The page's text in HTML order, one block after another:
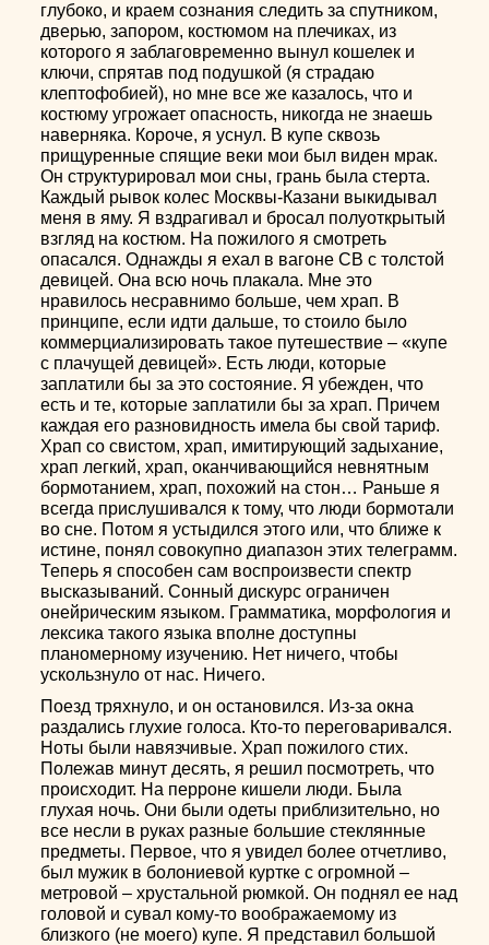
глубоко, и краем сознания следить за спутником,
дверью, запором, костюмом на плечиках, из
которого я заблаговременно вынул кошелек и
ключи, спрятав под подушкой (я страдаю
клептофобией), но мне все же казалось, что и
костюму угрожает опасность, никогда не знаешь
наверняка. Короче, я уснул. В купе сквозь
прищуренные спящие веки мои был виден мрак.
Он структурировал мои сны, грань была стерта.
Каждый рывок колес Москвы-Казани выкидывал
меня в яму. Я вздрагивал и бросал полуоткрытый
взгляд на костюм. На пожилого я смотреть
опасался. Однажды я ехал в вагоне СВ с толстой
девицей. Она всю ночь плакала. Мне это
нравилось несравнимо больше, чем храп. В
принципе, если идти дальше, то стоило было
коммерциализировать такое путешествие – «купе
с плачущей девицей». Есть люди, которые
заплатили бы за это состояние. Я убежден, что
есть и те, которые заплатили бы за храп. Причем
каждая его разновидность имела бы свой тариф.
Храп со свистом, храп, имитирующий задыхание,
храп легкий, храп, оканчивающийся невнятным
бормотанием, храп, похожий на стон… Раньше я
всегда прислушивался к тому, что люди бормотали
во сне. Потом я устыдился этого или, что ближе к
истине, понял совокупно диапазон этих телеграмм.
Теперь я способен сам воспроизвести спектр
высказываний. Сонный дискурс ограничен
онейрическим языком. Грамматика, морфология и
лексика такого языка вполне доступны
планомерному изучению. Нет ничего, чтобы
ускользнуло от нас. Ничего.
Поезд тряхнуло, и он остановился. Из-за окна
раздались глухие голоса. Кто-то переговаривался.
Ноты были навязчивые. Храп пожилого стих.
Полежав минут десять, я решил посмотреть, что
происходит. На перроне кишели люди. Была
глухая ночь. Они были одеты приблизительно, но
все несли в руках разные большие стеклянные
предметы. Первое, что я увидел более отчетливо,
был мужик в болониевой куртке с огромной –
метровой – хрустальной рюмкой. Он поднял ее над
головой и сувал кому-то воображаемому из
близкого (не моего) купе. Я представил большой